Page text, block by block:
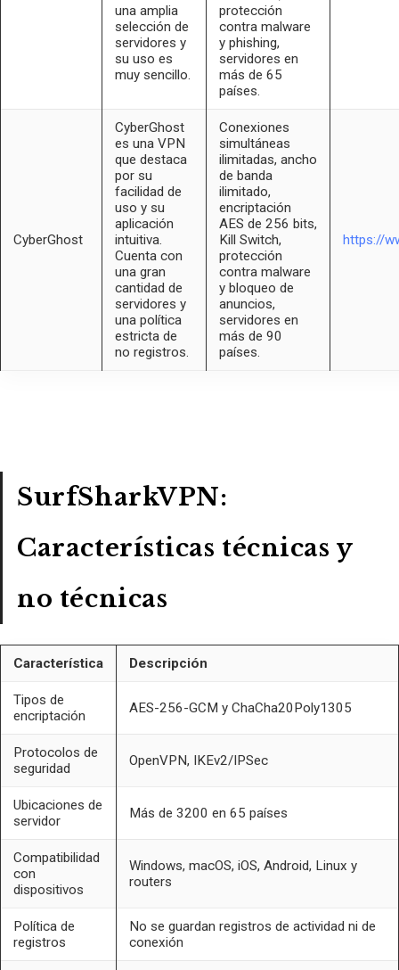
una amplia
selección de
servidores y
su uso es
muy sencillo.
protección
contra malware
y phishing,
servidores en
más de 65
países.
CyberGhost
CyberGhost
es una VPN
que destaca
por su
facilidad de
uso y su
aplicación
intuitiva.
Cuenta con
una gran
cantidad de
servidores y
una política
estricta de
no registros.
Conexiones
simultáneas
ilimitadas, ancho
de banda
ilimitado,
encriptación
AES de 256 bits,
Kill Switch,
protección
contra malware
y bloqueo de
anuncios,
servidores en
más de 90
países.
https://
SurfSharkVPN:
Características técnicas y
no técnicas
Característica Descripción
Tipos de
encriptación
AES-256-GCM y ChaCha20Poly1305
Protocolos de
seguridad
OpenVPN, IKEv2/IPSec
Ubicaciones de
servidor
Más de 3200 en 65 países
Compatibilidad
con
dispositivos
Windows, macOS, iOS, Android, Linux y
routers
Política de
registros
No se guardan registros de actividad ni de
conexión